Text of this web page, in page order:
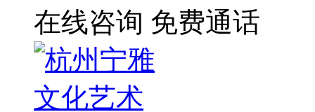
在线咨询 免费通话